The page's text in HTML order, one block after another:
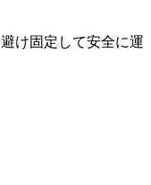
け固定して安全に運